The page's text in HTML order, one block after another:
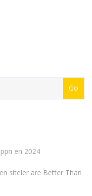
en 2024
siteler are Better Than